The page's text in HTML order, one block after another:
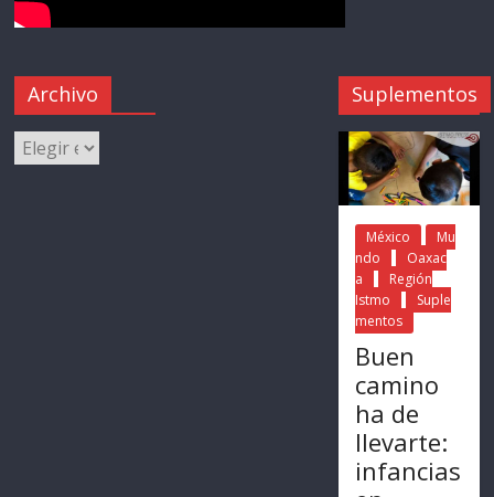
Archivo Suplementos
México
Mu
ndo
Oaxac
a
Región
Istmo
Suple
mentos
Buen
camino
ha de
llevarte:
infancias